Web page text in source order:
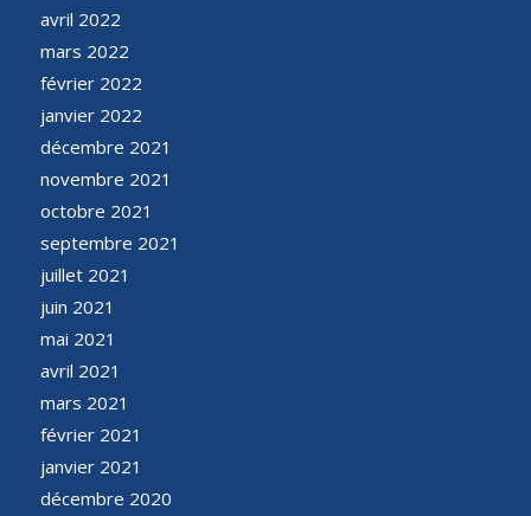
avril 2022
mars 2022
février 2022
janvier 2022
décembre 2021
novembre 2021
octobre 2021
septembre 2021
juillet 2021
juin 2021
mai 2021
avril 2021
mars 2021
février 2021
janvier 2021
décembre 2020